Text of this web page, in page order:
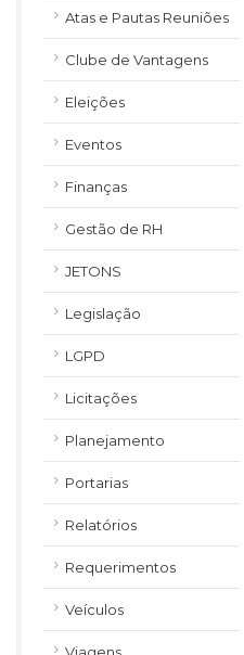
Atas e Pautas Reuniões
Clube de Vantagens
Eleições
Eventos
Finanças
Gestão de RH
JETONS
Legislação
LGPD
Licitações
Planejamento
Portarias
Relatórios
Requerimentos
Veículos